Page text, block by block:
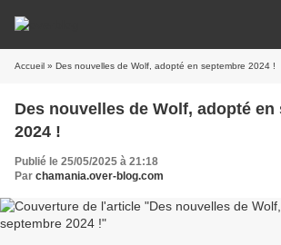
Accueil » Des nouvelles de Wolf, adopté en septembre 2024 !
Des nouvelles de Wolf, adopté en
2024 !
Publié le 25/05/2025 à 21:18
Par chamania.over-blog.com